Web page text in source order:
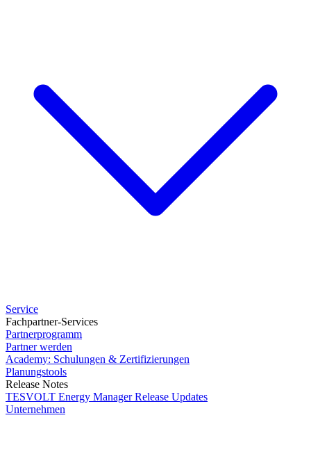
Service
Fachpartner-Services
Partnerprogramm
Partner werden
Academy: Schulungen & Zertifizierungen
Planungstools
Release Notes
TESVOLT Energy Manager Release Updates
Unternehmen